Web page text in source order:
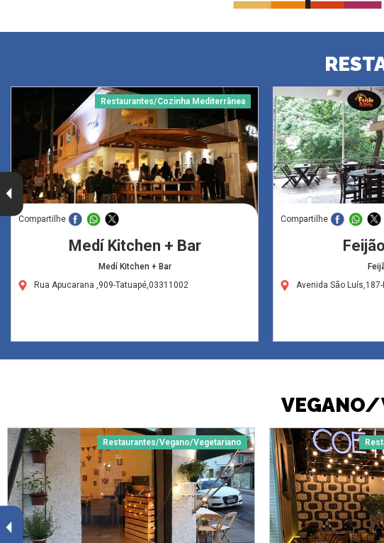
Restaurantes/Cozinha Mediterrânea
Compartilhe
Medí Kitchen + Bar
Medí Kitchen + Bar
Rua Apucarana ,909-Tatuapé,03311002
Compartilhe
Avenida São
VEGANO/
Restaurantes/Vegano/Vegetariano